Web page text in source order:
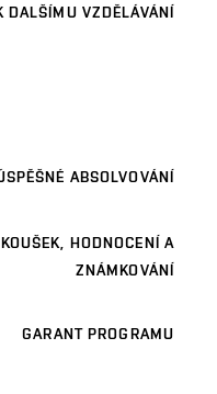
DALŠÍMU VZDĚLÁVÁNÍ
ABSOLVOVÁNÍ
HODNOCENÍ A
ZNÁMKOVÁNÍ
GARANT PROGRAMU